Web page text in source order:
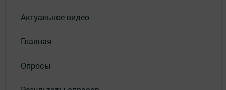
Актуальное видео
Главная
Опросы